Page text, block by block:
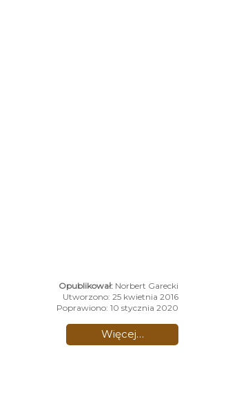
Norbert Garecki
Utworzono: 25 kwietnia 2016
Poprawiono: 10 stycznia 2020
Więcej…